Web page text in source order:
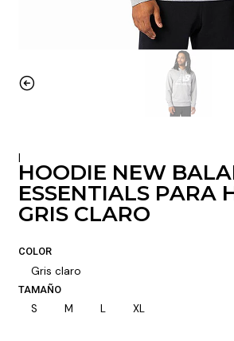
|
HOODIE NEW
ESSENTIALS PARA
GRIS CLARO
COLOR
Gris claro
TAMAÑO
S M L XL